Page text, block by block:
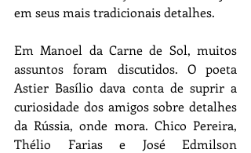
em seus mais tradicionais detalhes.
Em Manoel da Carne de Sol, muitos
assuntos foram discutidos. O poeta
Astier Basílio dava conta de suprir a
curiosidade dos amigos sobre detalhes
da Rússia, onde mora. Chico Pereira,
Thélio Farias e José Edmilson